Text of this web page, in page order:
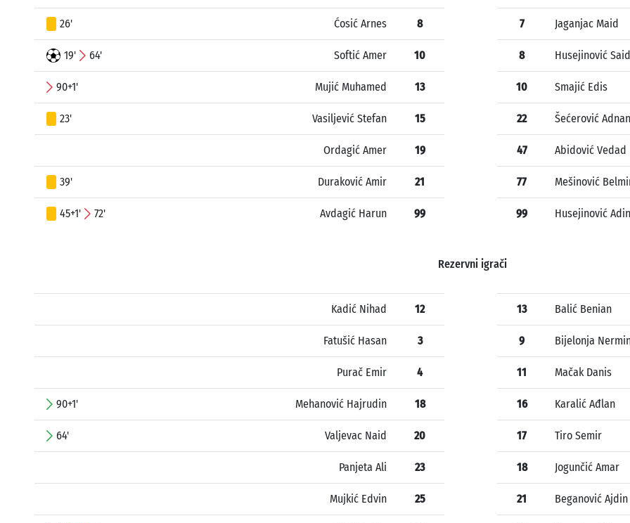
26' Ćosić Arnes 8
19' 64' Softić Amer 10
90+1' Mujić Muhamed 13
23' Vasiljević Stefan 15
Ordagić Amer 19
39' Duraković Amir 21
45+1' 72' Avdagić Harun 99
7 Jaganjac Maid
8 Husejinović Said
10 Smajić Edis
22 Šećerović Adnan
47 Abidović Vedad
77 Mešinović
99 Husejinović Adin
Rezervni igrači
Kadić Nihad 12
Fatušić Hasan 3
Purač Emir 4
90+1' Mehanović Hajrudin 18
64' Valjevac Naid 20
Panjeta Ali 23
Mujkić Edvin 25
13 Balić Benian
9 Bijelonja
11 Mačak Danis
16 Karalić Ađlan
17 Tiro Semir
18 Jogunčić Amar
21 Beganović Ajdin